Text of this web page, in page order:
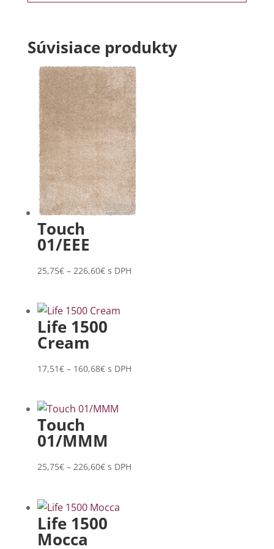
Súvisiace produkty
Touch
01/EEE
25,75€ – 226,60€Price
through
226,60€
s DPH
Life 1500
Cream
17,51€ – 160,68€Price
through
s DPH
Touch
01/MMM
25,75€ – 226,60€Price
through
226,60€
s DPH
Life 1500
Mocca